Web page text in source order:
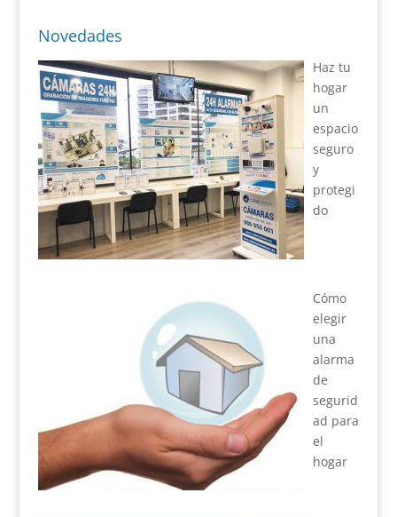
Novedades
Haz tu
hogar
un
espacio
seguro
y
protegi
do
Cómo
elegir
una
alarma
de
segurid
ad para
el
hogar